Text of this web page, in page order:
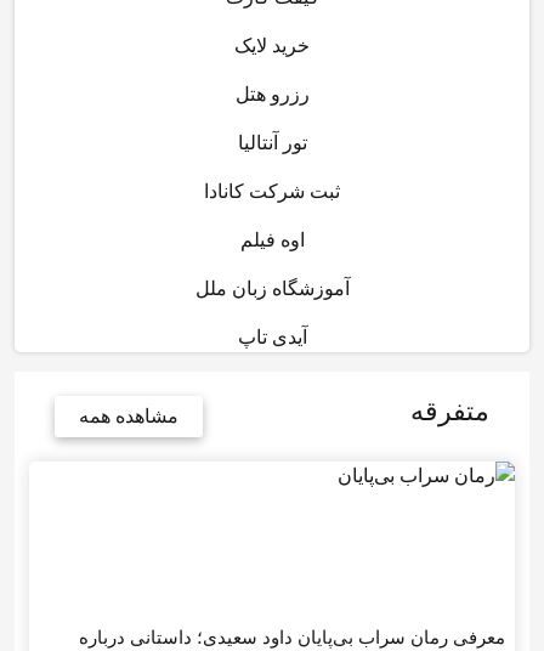
خرید لایک
رزرو هتل
تور آنتالیا
ثبت شرکت کانادا
اوه فیلم
آموزشگاه زبان ملل
آیدی تاپ
متفرقه مشاهده همه
معرفی رمان سراب بی‌پایان داود سعیدی؛ داستانی درباره